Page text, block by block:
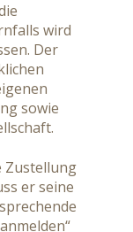
wird
Der
sowie
Zustellung
er seine